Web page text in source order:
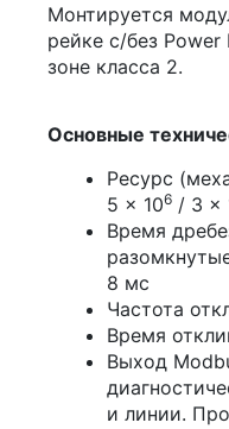
Монтируется
рейке с/без
зоне класса 2.
Основные
Ресурс
5 × 106 / 3 ×
Время
8 мс
Частота
Время
Выход
и линии.